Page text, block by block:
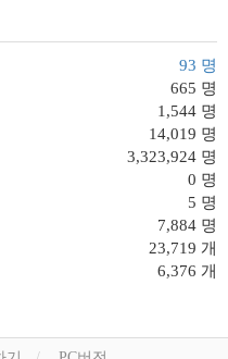
93 명
665 명
1,544 명
14,019 명
3,323,924 명
0 명
5 명
7,884 명
23,719 개
6,376 개